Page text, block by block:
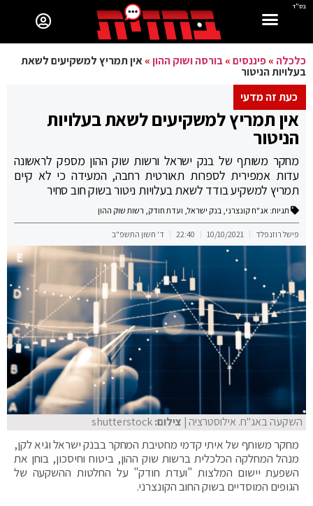
בס"ד
כלכלה »פיננסים»בורסה ושוק ההון»אין תמריץ למשקיעים לשאת
בעלויות הניטור
כעת זה מדעי
אין תמריץ למשקיעים לשאת בעלויות
הניטור
מחקר משותף של בנק ישראל ורשות שוק ההון מספק לראשונה
עדות אמפירית לספרות תאורטית רחבה, המעידה כי לא קיים
תמריץ למשקיע בודד לשאת בעלויות ניטור בשוק חוב סחיר
תגיות: אג"ח קונצרני, בנק ישראל, ועדת חודק, רשות שוק ההון
פישל רוזנפלד 10/10/2021
22:40 ד' חשון התשפ"ב
השקעה באג"ח. אילוסטרציה| צילום:shutterstock
מחקר משותף של איתי קדמי מחטיבת המחקר בבנק ישראל וגיא לקן,
מנהל המחלקה הכלכלית ברשות שוק ההון, ביטוח וחיסכון, בוחן את
השפעת יישום המלצות "ועדת חודק" על החלטות ההשקעה של
הגופים המוסדיים בשוק החוב הקונצרני.